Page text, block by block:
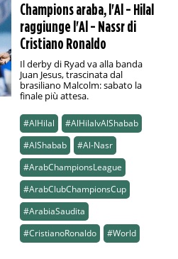
Champions araba, l'Al - Hilal
raggiunge l'Al - Nassr di
Cristiano Ronaldo
Il derby di Ryad va alla banda
Juan Jesus, trascinata dal
brasiliano Malcolm: sabato la
finale più attesa.
#AlHilal
#AlHilalvAlShabab
#AlShabab
#Al-Nasr
#ArabChampionsLeague
#ArabClubChampionsCup
#ArabiaSaudita
#CristianoRonaldo
#World